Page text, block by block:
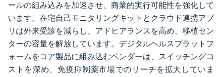
ールの組み込みを加速させ、商業的実行可能性を強化して
います。在宅自己モニタリングキットとクラウド連携アプ
リは外来受診を減らし、アドヒアランスを高め、移植セン
ターの容量を解放しています。デジタルヘルスプラットフ
ォームをコア製品に組み込むベンダーは、スイッチングコ
ストを深め、免疫抑制薬市場でのリーチを拡大していま